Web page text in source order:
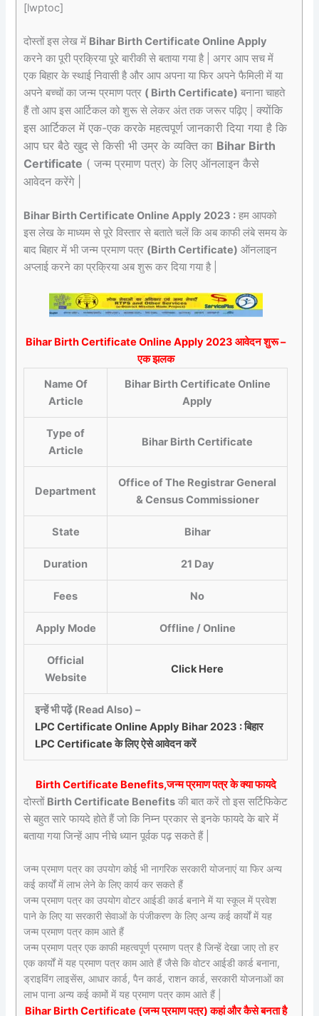
[lwptoc]
दोस्तों इस लेख में Bihar Birth Certificate Online Apply
करने का पूरी प्रक्रिया पूरे बारीकी से बताया गया है | अगर आप सच में
एक बिहार के स्थाई निवासी है और आप अपना या फिर अपने फैमिली में या
अपने बच्चों का जन्म प्रमाण पत्र ( Birth Certificate) बनाना चाहते
हैं तो आप इस आर्टिकल को शुरू से लेकर अंत तक जरूर पढ़िए |क्योंकि
इस आर्टिकल में एक-एक करके महत्वपूर्ण जानकारी दिया गया है कि
आप घर बैठे खुद से किसी भी उम्र के व्यक्ति का Bihar Birth
Certificate ( जन्म प्रमाण पत्र) के लिए ऑनलाइन कैसे
आवेदन करेंगे |
Bihar Birth Certificate Online Apply 2023 : हम आपको
इस लेख के माध्यम से पूरे विस्तार से बताते चलें कि अब काफी लंबे समय के
बाद बिहार में भी जन्म प्रमाण पत्र (Birth Certificate) ऑनलाइन
अप्लाई करने का प्रक्रिया अब शुरू कर दिया गया है |
Bihar Birth Certificate Online Apply 2023 आवेदन शुरू –
एक झलक
Name Of
Article
Bihar Birth Certificate Online
Apply
Type of
Article
Bihar Birth Certificate
Department
Office of The Registrar General
& Census Commissioner
State Bihar
Duration 21 Day
Fees No
Apply Mode Offline / Online
Official
Website
Click Here
इन्हें भी पढ़ें (Read Also) –
LPC Certificate Online Apply Bihar 2023 : बिहार
LPC Certificate के लिए ऐसे आवेदन करें
Birth Certificate Benefits,जन्म प्रमाण पत्र के क्या फायदे
दोस्तों Birth Certificate Benefits की बात करें तो इस सर्टिफिकेट
से बहुत सारे फायदे होते हैं जो कि निम्न प्रकार से इनके फायदे के बारे में
बताया गया जिन्हें आप नीचे ध्यान पूर्वक पढ़ सकते हैं |
जन्म प्रमाण पत्र का उपयोग कोई भी नागरिक सरकारी योजनाएं या फिर अन्य
कई कार्यों में लाभ लेने के लिए कार्य कर सकते हैं
जन्म प्रमाण पत्र का उपयोग वोटर आईडी कार्ड बनाने में या स्कूल में प्रवेश
पाने के लिए या सरकारी सेवाओं के पंजीकरण के लिए अन्य कई कार्यों में यह
जन्म प्रमाण पत्र काम आते हैं
जन्म प्रमाण पत्र एक काफी महत्वपूर्ण प्रमाण पत्र है जिन्हें देखा जाए तो हर
एक कार्यों में यह प्रमाण पत्र काम आते हैं जैसे कि वोटर आईडी कार्ड बनाना,
ड्राइविंग लाइसेंस, आधार कार्ड, पैन कार्ड, राशन कार्ड, सरकारी योजनाओं का
लाभ पाना अन्य कई कामों में यह प्रमाण पत्र काम आते हैं |
Bihar Birth Certificate (जन्म प्रमाण पत्र) कहां और कैसे बनता है